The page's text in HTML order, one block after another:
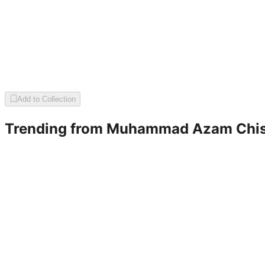
Add to Collection
Trending from Muhammad Azam